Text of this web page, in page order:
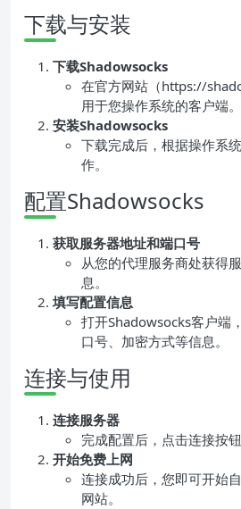
下载与安装
下载Shadowsocks
在官方网站（https://
用于您操作系统的客户端。
安装Shadowsocks
下载完成后，根据操作系
作。
配置Shadowsocks
获取服务器地址和端口号
从您的代理服务商处获得
息。
填写配置信息
打开Shadowsocks客户端
口号、加密方式等信息。
连接与使用
连接服务器
完成配置后，点击连接按
开始免费上网
连接成功后，您即可开始
网站。